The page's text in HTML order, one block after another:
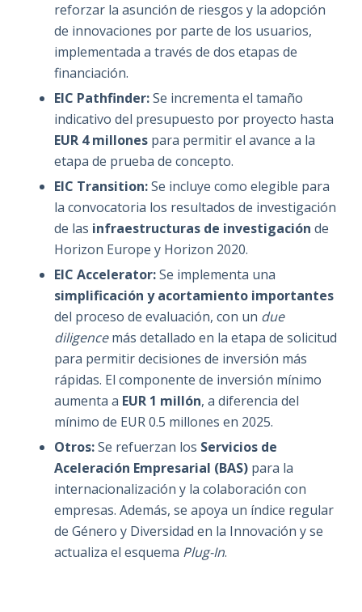
reforzar la asunción de riesgos y la adopción
de innovaciones por parte de los usuarios,
implementada a través de dos etapas de
financiación.
EIC Pathfinder:Se incrementa el tamaño
indicativo del presupuesto por proyecto hasta
EUR 4 millonespara permitir el avance a la
etapa de prueba de concepto.
EIC Transition:Se incluye como elegible para
la convocatoria los resultados de investigación
de las infraestructuras de investigación de
Horizon Europe y Horizon 2020.
EIC Accelerator:Se implementa una
simplificación y acortamiento importantes
del proceso de evaluación, con un due
diligencemás detallado en la etapa de solicitud
para permitir decisiones de inversión más
rápidas. El componente de inversión mínimo
aumenta a EUR 1 millón, a diferencia del
mínimo de EUR 0.5 millones en 2025.
Otros:Se refuerzan los Servicios de
Aceleración Empresarial (BAS)para la
internacionalización y la colaboración con
empresas. Además, se apoya un índice regular
de Género y Diversidad en la Innovación y se
actualiza el esquema Plug-In.